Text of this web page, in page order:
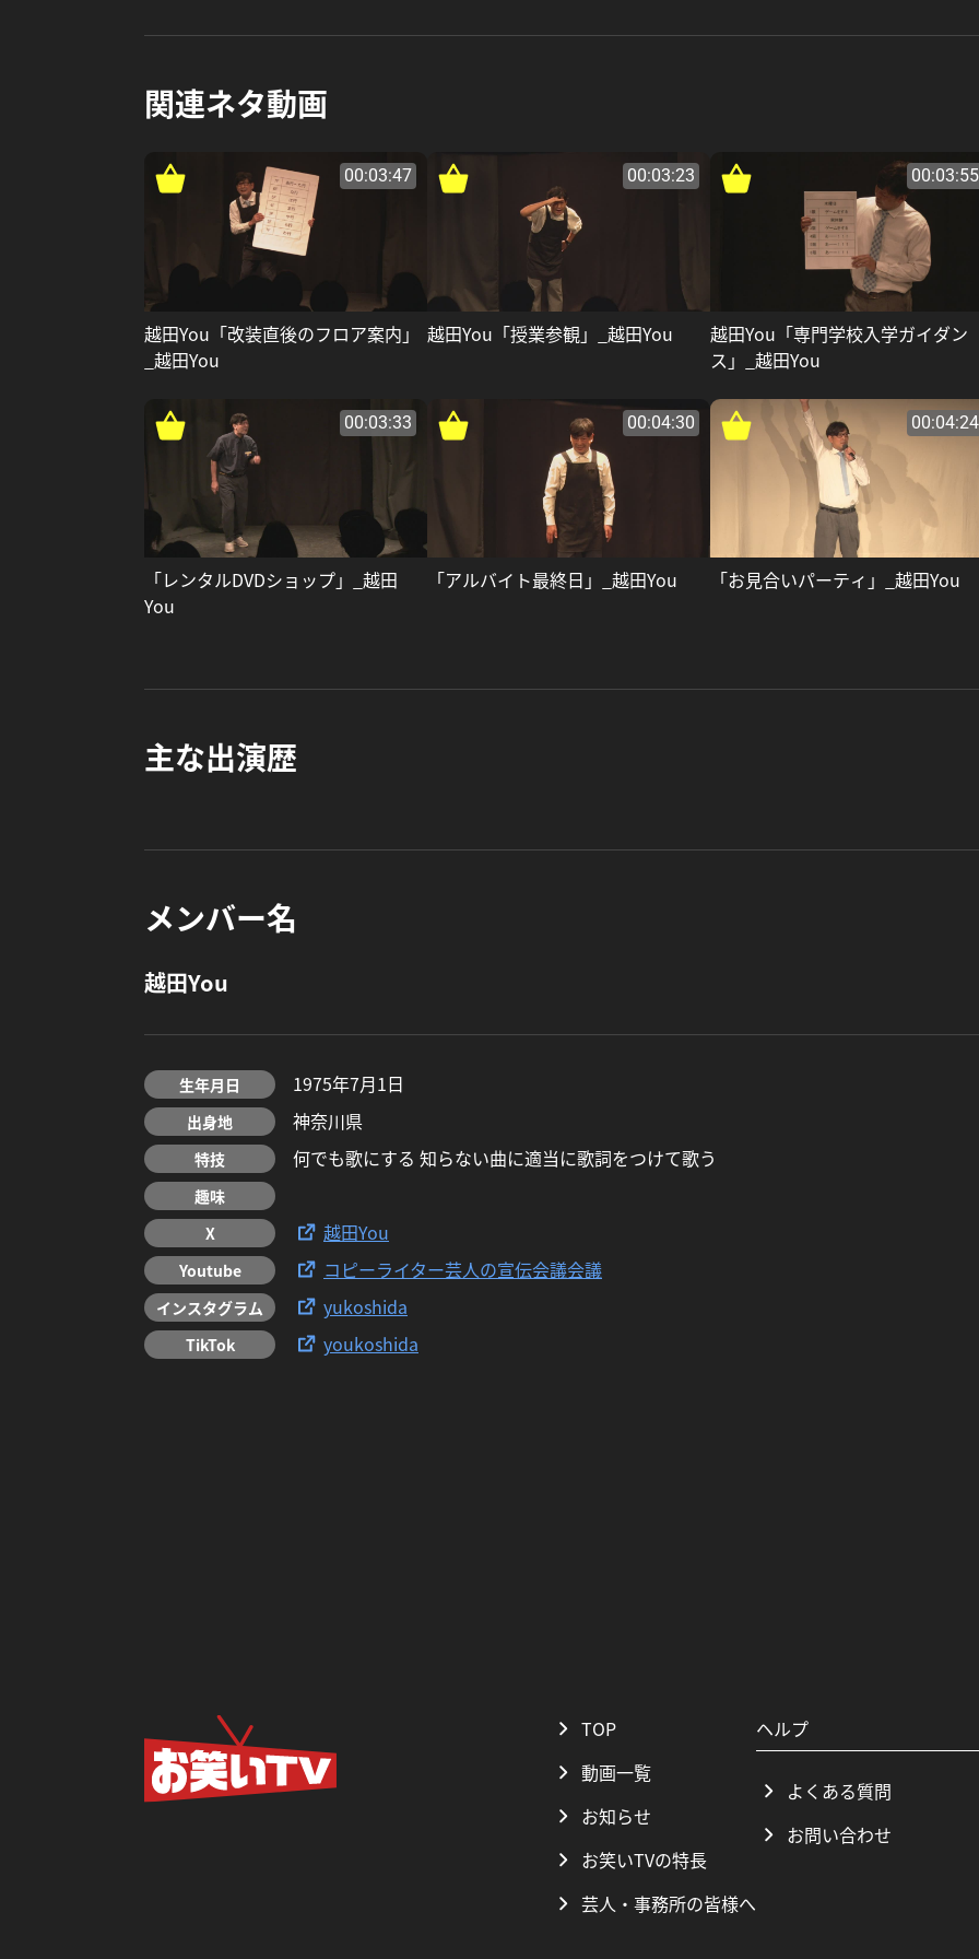
関連ネタ動画
00:03:47
越田You「改装直後のフロア案内」
_越田You
00:03:23
越田You「授業参観」_越田You
00:03:55
越田You「専門学校入学ガイダン
ス」_越田You
00:03:33
「レンタルDVDショップ」_越田
You
00:04:30
「アルバイト最終日」_越田You
00:04:24
「お見合いパーティ」_越田You
主な出演歴
メンバー名
越田You
生年月日 1975年7月1日
出身地 神奈川県
特技 何でも歌にする 知らない曲に適当に歌詞をつけて歌う
趣味
X
越田You
Youtube コピーライター芸人の宣伝会議会議
インスタグラム yukoshida
TikTok youkoshida
TOP
動画一覧
お知らせ
お笑いTVの特長
芸人・事務所の皆様へ
ヘルプ
よくある質問
お問い合わせ